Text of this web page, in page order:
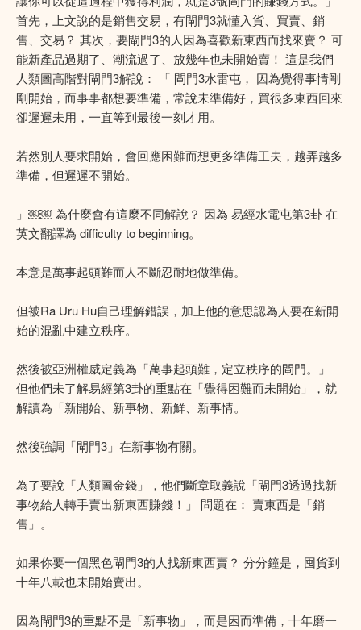
首先，上文說的是銷售交易，有閘門3就懂入貨、買賣、銷
售、交易？ 其次，要閘門3的人因為喜歡新東西而找來賣？ 可
能新產品過期了、潮流過了、放幾年也未開始賣！ 這是我們
人類圖高階對閘門3解說： 「 閘門3水雷屯， 因為覺得事情剛
剛開始，而事事都想要準備，常說未準備好，買很多東西回來
卻遲遲未用，一直等到最後一刻才用。
若然別人要求開始，會回應困難而想更多準備工夫，越弄越多
準備，但遲遲不開始。
」￼￼ 為什麼會有這麼不同解說？ 因為 易經水電屯第3卦 在
英文翻譯為 difficulty to beginning。
本意是萬事起頭難而人不斷忍耐地做準備。
但被Ra Uru Hu自己理解錯誤，加上他的意思認為人要在新開
始的混亂中建立秩序。
然後被亞洲權威定義為「萬事起頭難，定立秩序的閘門。」
但他們未了解易經第3卦的重點在「覺得困難而未開始」，就
解讀為「新開始、新事物、新鮮、新事情。
然後強調「閘門3」在新事物有關。
為了要說「人類圖金錢」，他們斷章取義說「閘門3透過找新
事物給人轉手賣出新東西賺錢！」 問題在： 賣東西是「銷
售」。
如果你要一個黑色閘門3的人找新東西賣？ 分分鐘是，囤貨到
十年八載也未開始賣出。
因為閘門3的重點不是「新事物」，而是困而準備，十年磨一